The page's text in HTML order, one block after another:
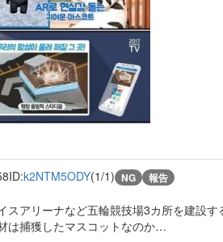
ID:k2NTM5ODY(1/1) NG 報告
スアリーナなど五輪競技場3カ所を建設す
は捕獲したマスコットなのか…